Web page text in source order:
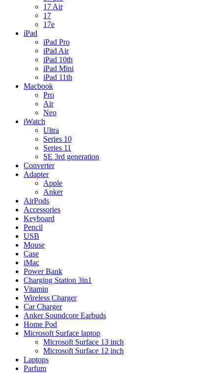
17 Air
17
17e
iPad
iPad Pro
iPad Air
iPad 10th
iPad Mini
iPad 11th
Macbook
Pro
Air
Neo
iWatch
Ultra
Series 10
Series 11
SE 3rd generation
Converter
Adapter
Apple
Anker
AirPods
Accessories
Keyboard
Pencil
USB
Mouse
Case
iMac
Power Bank
Charging Station 3in1
Vitamin
Wireless Charger
Car Charger
Anker Soundcore Earbuds
Home Pod
Microsoft Surface laptop
Microsoft Surface 13 inch
Microsoft Surface 12 inch
Laptops
Parfum